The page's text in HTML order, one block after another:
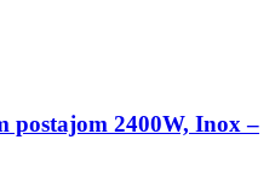
postajom 2400W, Inox –